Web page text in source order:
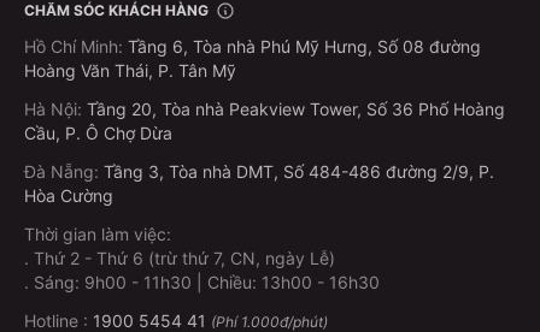
CHĂM SÓC KHÁCH HÀNG
Hồ Chí Minh: Tầng 6, Tòa nhà Phú Mỹ Hưng, Số 08 đường
Hoàng Văn Thái, P. Tân Mỹ
Hà Nội: Tầng 20, Tòa nhà Peakview Tower, Số 36 Phố Hoàng
Cầu, P. Ô Chợ Dừa
Đà Nẵng: Tầng 3, Tòa nhà DMT, Số 484-486 đường 2/9, P.
Hòa Cường
Thời gian làm việc:
. Thứ 2 - Thứ 6 (trừ thứ 7, CN, ngày Lễ)
. Sáng: 9h00 - 11h30 | Chiều: 13h00 - 16h30
Hotline : 1900 5454 41 (Phí 1.000đ/phút)